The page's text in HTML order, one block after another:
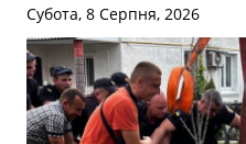
Субота, 8 Серпня, 2026